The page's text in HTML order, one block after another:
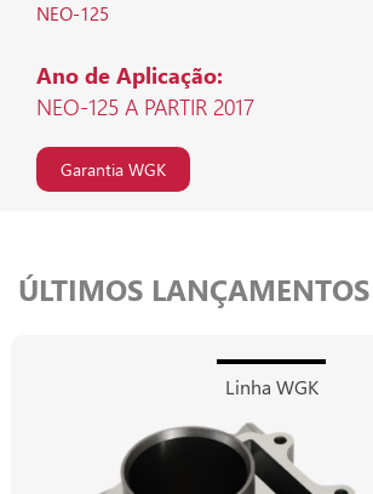
NEO-125
Ano de Aplicação:
NEO-125 A PARTIR 2017
Garantia WGK
ÚLTIMOS LANÇAMENTOS
Linha WGK